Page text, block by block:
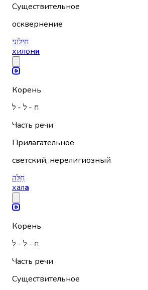
Существительное
осквернение
חִילוֹנִי
хилони
Корень
ח - ל - ל
Часть речи
Прилагательное
светский, нерелигиозный
חַלָּה
хала
Корень
ח - ל - ל
Часть речи
Существительное